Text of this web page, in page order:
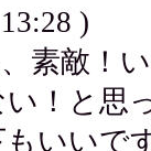
)
素敵！
！と思
いいで